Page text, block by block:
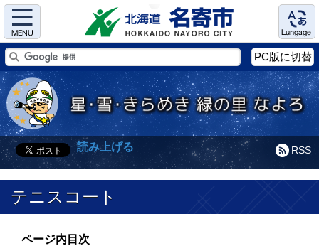
Menu Language
PC版に切替
RSS
読み上げる
テニスコート
ページ内目次